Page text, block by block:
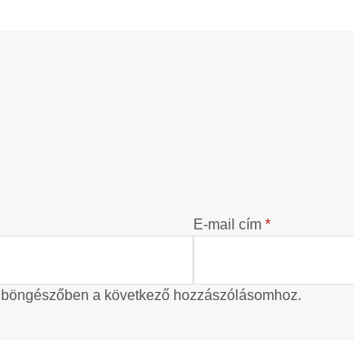
E-mail cím *
a következő hozzászólásomhoz.